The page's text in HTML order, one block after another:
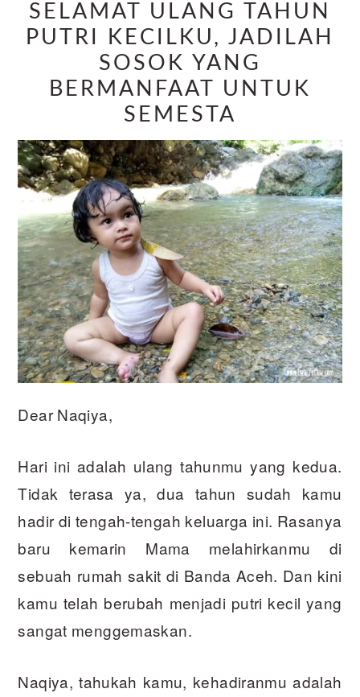
SELAMAT ULANG TAHUN
PUTRI KECILKU, JADILAH
SOSOK YANG
BERMANFAAT UNTUK
SEMESTA
Dear Naqiya,
Hari ini adalah ulang tahunmu yang kedua.
Tidak terasa ya, dua tahun sudah kamu
hadir di tengah-tengah keluarga ini. Rasanya
baru kemarin Mama melahirkanmu di
sebuah rumah sakit di Banda Aceh. Dan kini
kamu telah berubah menjadi putri kecil yang
sangat menggemaskan.
Naqiya, tahukah kamu, kehadiranmu adalah